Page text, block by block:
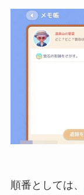
順番としては、